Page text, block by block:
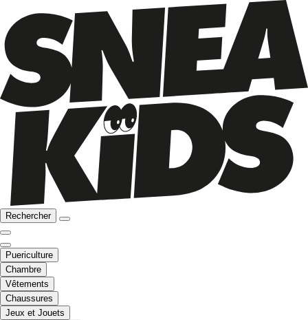
Rechercher
Puericulture
Chambre
Vêtements
Chaussures
Jeux et Jouets